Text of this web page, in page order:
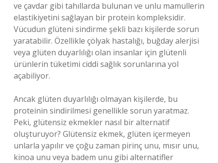
ve çavdar gibi tahıllarda bulunan ve unlu mamullerin
elastikiyetini sağlayan bir protein kompleksidir.
Vücudun glüteni sindirme şekli bazı kişilerde sorun
yaratabilir. Özellikle çölyak hastalığı, buğday alerjisi
veya glüten duyarlılığı olan insanlar için glütenli
ürünlerin tüketimi ciddi sağlık sorunlarına yol
açabiliyor.
Ancak glüten duyarlılığı olmayan kişilerde, bu
proteinin sindirilmesi genellikle sorun yaratmaz.
Peki, glütensiz ekmekler nasıl bir alternatif
oluşturuyor? Glütensiz ekmek, glüten içermeyen
unlarla yapılır ve çoğu zaman pirinç unu, mısır unu,
kinoa unu veya badem unu gibi alternatifler